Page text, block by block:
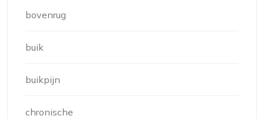
bovenrug
buik
buikpijn
chronische